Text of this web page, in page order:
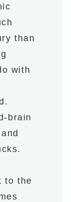
than
with
brain
to the